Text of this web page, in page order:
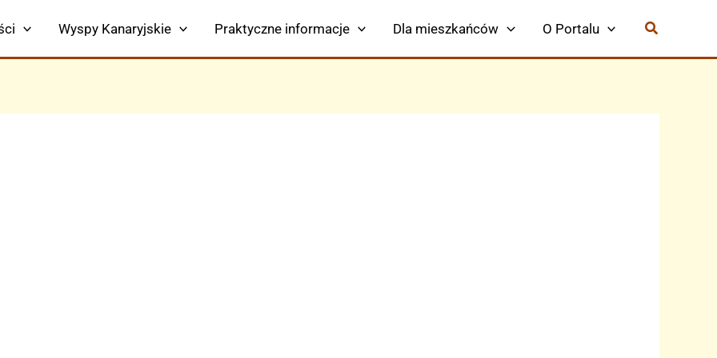
Wyspy Kanaryjskie Praktyczne informacje Dla mieszkańców O Portalu